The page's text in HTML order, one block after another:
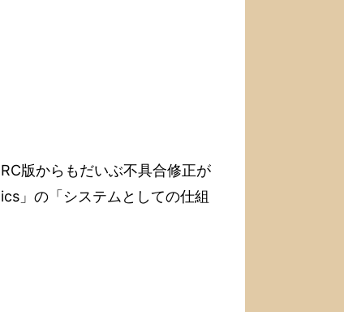
版からもだいぶ不具合修正が
」の「システムとしての仕組